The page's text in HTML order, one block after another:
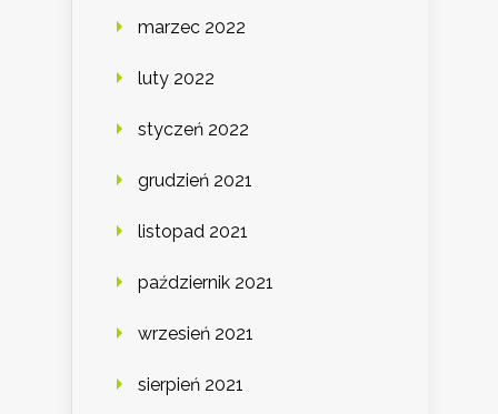
marzec 2022
luty 2022
styczeń 2022
grudzień 2021
listopad 2021
październik 2021
wrzesień 2021
sierpień 2021